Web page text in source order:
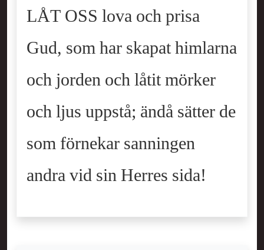
LÅT OSS lova och prisa
Gud, som har skapat himlarna
och jorden och låtit mörker
och ljus uppstå; ändå sätter de
som förnekar sanningen
andra vid sin Herres sida!